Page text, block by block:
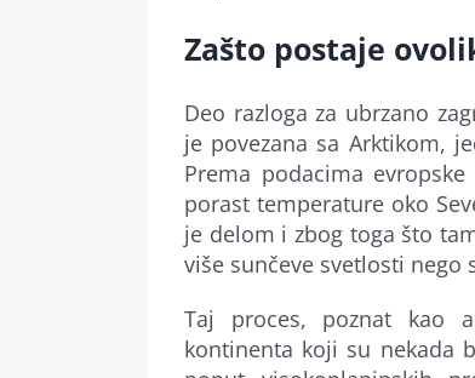
Zašto postaje
Deo razloga za ubrzano
je povezana sa Arktikom,
Prema podacima
porast temperature oko
je delom i zbog toga što
više sunčeve svetlosti
Taj proces, poznat kao
kontinenta koji su nekada